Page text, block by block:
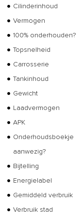
Cilinderinhoud
Vermogen
100% onderhouden?
Topsnelheid
Carrosserie
Tankinhoud
Gewicht
Laadvermogen
APK
Onderhoudsboekje
aanwezig?
Bijtelling
Energielabel
Gemiddeld verbruik
Verbruik stad